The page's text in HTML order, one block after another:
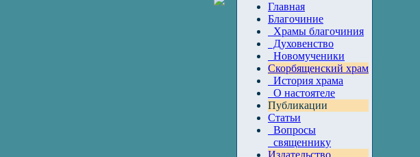
Главная
Благочиние
Храмы благочиния
Духовенство
Новомученики
Скорбященский храм
История храма
О настоятеле
Публикации
Статьи
Вопросы
священнику
Издательство